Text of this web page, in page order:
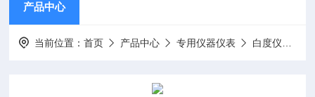
产品中心
当前位置：首页 产品中心 专用仪器仪表 白度仪